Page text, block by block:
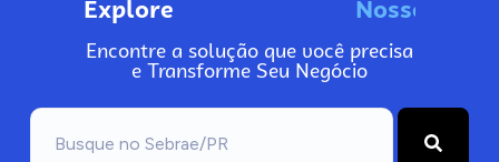
Explore Nos
Encontre a solução que você precisa
e Transforme Seu Negócio